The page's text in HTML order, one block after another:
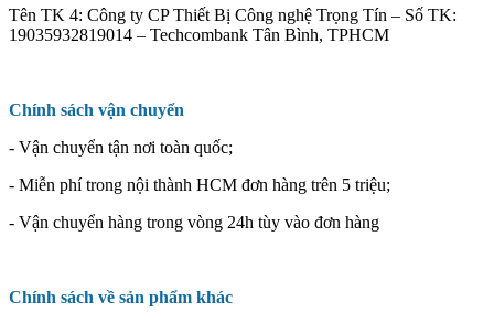
Tên TK 4: Công ty CP Thiết Bị Công nghệ Trọng Tín – Số TK:
19035932819014 – Techcombank Tân Bình, TPHCM
Chính sách vận chuyển
- Vận chuyển tận nơi toàn quốc;
- Miễn phí trong nội thành HCM đơn hàng trên 5 triệu;
- Vận chuyển hàng trong vòng 24h tùy vào đơn hàng
Chính sách về sản phẩm khác